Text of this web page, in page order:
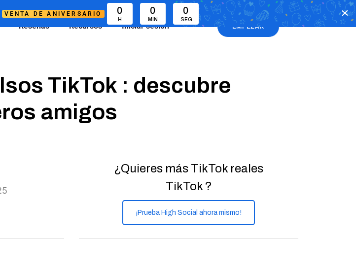
VENTA DE ANIVERSARIO 0
H
0
MIN
0
SEG
Reseñas Recursos Iniciar sesión EMPEZAR
TikTok : descubre
amigos
¿Quieres más TikTok reales
TikTok ?
¡Prueba High Social ahora mismo!